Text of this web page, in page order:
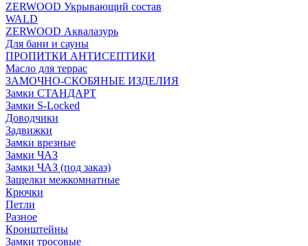
ZERWOOD Укрывающий состав
WALD
ZERWOOD Аквалазурь
Для бани и сауны
ПРОПИТКИ АНТИСЕПТИКИ
Масло для террас
ЗАМОЧНО-СКОБЯНЫЕ ИЗДЕЛИЯ
Замки СТАНДАРТ
Замки S-Locked
Доводчики
Задвижки
Замки врезные
Замки ЧАЗ
Замки ЧАЗ (под заказ)
Защелки межкомнатные
Крючки
Петли
Разное
Кронштейны
Замки тросовые